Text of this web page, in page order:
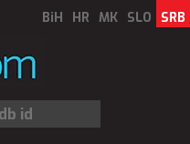
BiH HR MK SLO SRB